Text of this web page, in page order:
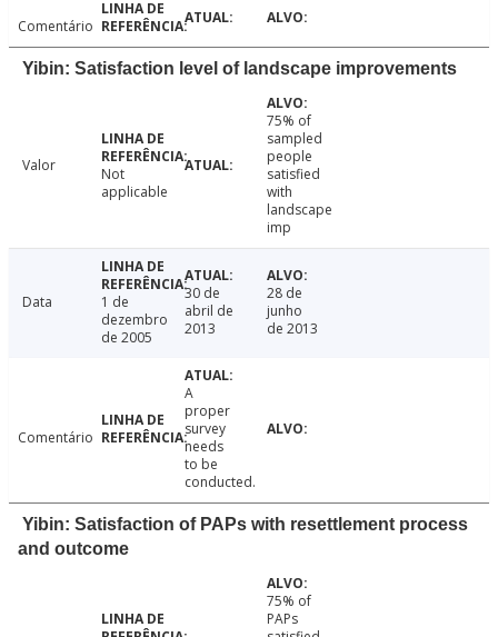
Comentário
Yibin: Satisfaction level of landscape improvements
Valor
Not
applicable
75% of
sampled
people
satisfied
with
landscape
imp
Data
1 de
dezembro
de 2005
30 de
abril de
2013
28 de
junho
de 2013
Comentário
A
proper
survey
needs
to be
conducted.
Yibin: Satisfaction of PAPs with resettlement process
and outcome
75% of
PAPs